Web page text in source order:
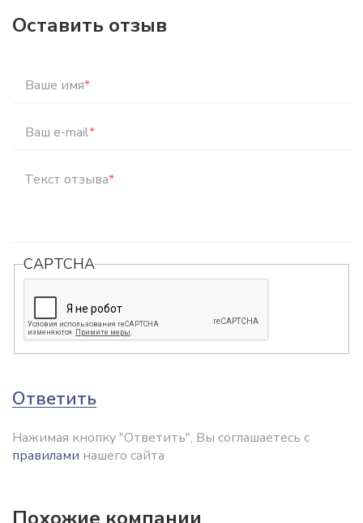
Оставить отзыв
Ваше имя*
Ваш e-mail*
Текст отзыва*
CAPTCHA
Ответить
Нажимая кнопку "Ответить", Вы соглашаетесь с
правилами нашего сайта